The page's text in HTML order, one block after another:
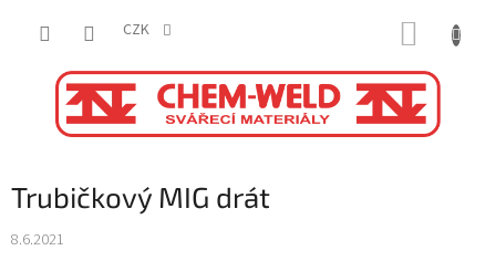
CZK
Trubičkový MIG drát
8.6.2021